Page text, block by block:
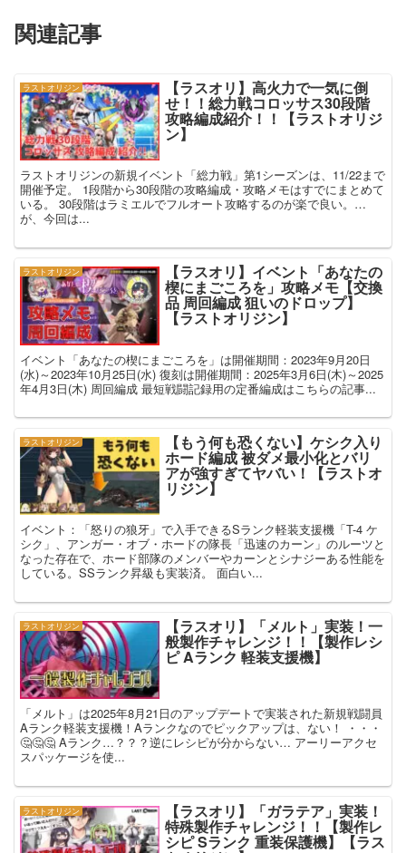
関連記事
ラストオリジン 【ラスオリ】高火力で一気に倒
せ！！総力戦コロッサス30段階
攻略編成紹介！！【ラストオリジ
ン】
ラストオリジンの新規イベント「総力戦」第1シーズンは、11/22まで
開催予定。 1段階から30段階の攻略編成・攻略メモはすでにまとめて
いる。 30段階はラミエルでフルオート攻略するのが楽で良い。…
が、今回は...
ラストオリジン 【ラスオリ】イベント「あなたの
楔にまごころを」攻略メモ【交換
品 周回編成 狙いのドロップ】
【ラストオリジン】
イベント「あなたの楔にまごころを」は開催期間：2023年9月20日
(水)～2023年10月25日(水) 復刻は開催期間：2025年3月6日(木)～2025
年4月3日(木) 周回編成 最短戦闘記録用の定番編成はこちらの記事...
ラストオリジン 【もう何も恐くない】ケシク入り
ホード編成 被ダメ最小化とバリ
アが強すぎてヤバい！【ラストオ
リジン】
イベント：「怒りの狼牙」で入手できるSランク軽装支援機「T-4 ケ
シク」、アンガー・オブ・ホードの隊長「迅速のカーン」のルーツと
なった存在で、ホード部隊のメンバーやカーンとシナジーある性能を
している。SSランク昇級も実装済。 面白い...
ラストオリジン 【ラスオリ】「メルト」実装！一
般製作チャレンジ！！【製作レシ
ピ Aランク 軽装支援機】
「メルト」は2025年8月21日のアップデートで実装された新規戦闘員
Aランク軽装支援機！Aランクなのでピックアップは、ない！ ・・・
🤔🤔🤔 Aランク…？？？逆にレシピが分からない… アーリーアクセ
スパッケージを使...
ラストオリジン 【ラスオリ】「ガラテア」実装！
特殊製作チャレンジ！！【製作レ
シピ Sランク 重装保護機】【ラス